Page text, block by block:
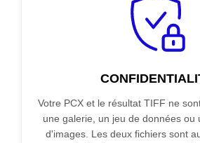
Votre PCX et le résultat TIFF ne
une galerie, un jeu de données ou
d'images. Les deux fichiers sont